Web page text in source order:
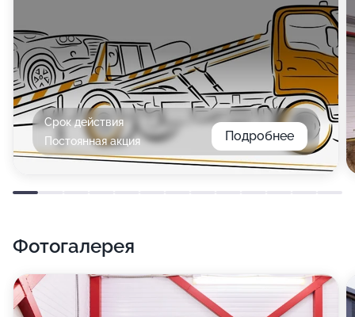
Срок действия
Постоянная акция
Подробнее
Фотогалерея